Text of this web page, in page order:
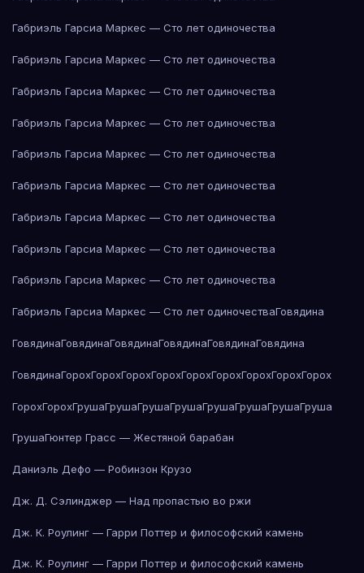
Габриэль Гарсиа Маркес — Сто лет одиночества
Габриэль Гарсиа Маркес — Сто лет одиночества
Габриэль Гарсиа Маркес — Сто лет одиночества
Габриэль Гарсиа Маркес — Сто лет одиночества
Габриэль Гарсиа Маркес — Сто лет одиночества
Габриэль Гарсиа Маркес — Сто лет одиночества
Габриэль Гарсиа Маркес — Сто лет одиночества
Габриэль Гарсиа Маркес — Сто лет одиночества
Габриэль Гарсиа Маркес — Сто лет одиночества
Габриэль Гарсиа Маркес — Сто лет одиночестваГовядина
ГовядинаГовядинаГовядинаГовядинаГовядинаГовядина
ГовядинаГорохГорохГорохГорохГорохГорохГорохГорохГорох
ГорохГорохГрушаГрушаГрушаГрушаГрушаГрушаГрушаГруша
ГрушаГюнтер Грасс — Жестяной барабан
Даниэль Дефо — Робинзон Крузо
Дж. Д. Сэлинджер — Над пропастью во ржи
Дж. К. Роулинг — Гарри Поттер и философский камень
Дж. К. Роулинг — Гарри Поттер и философский камень